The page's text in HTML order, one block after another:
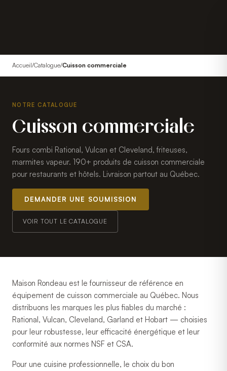
Accueil/Catalogue/Cuisson commerciale
NOTRE CATALOGUE
Cuisson commerciale
Fours combi Rational, Vulcan et Cleveland, friteuses,
marmites vapeur. 190+ produits de cuisson commerciale
pour restaurants et hôtels. Livraison partout au Québec.
DEMANDER UNE SOUMISSION
VOIR TOUT LE CATALOGUE
Maison Rondeau est le fournisseur de référence en
équipement de cuisson commerciale au Québec. Nous
distribuons les marques les plus fiables du marché :
Rational, Vulcan, Cleveland, Garland et Hobart — choisies
pour leur robustesse, leur efficacité énergétique et leur
conformité aux normes NSF et CSA.
Pour une cuisine professionnelle, le choix du bon